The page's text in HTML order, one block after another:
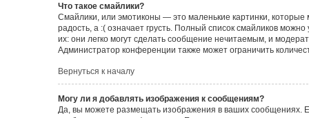
Что такое смайлики?
Смайлики, или эмотиконы — это маленькие картинки,
радость, а :( означает грусть. Полный список смайликов
их: они легко могут сделать сообщение нечитаемым, и
Администратор конференции также может ограничить
Вернуться к началу
Могу ли я добавлять изображения к сообщениям?
Да, вы можете размещать изображения в ваших сообщениях.